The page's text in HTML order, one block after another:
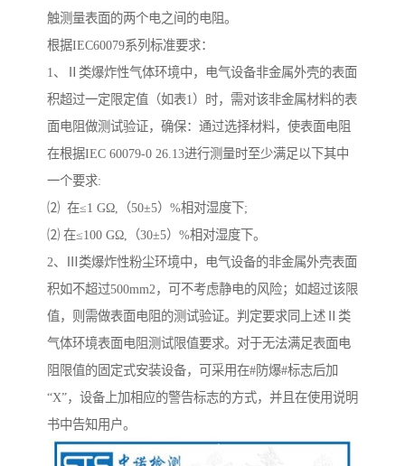
触测量表面的两个电之间的电阻。
根据IEC60079系列标准要求：
1、Ⅱ类爆炸性气体环境中，电气设备非金属外壳的表面
积超过一定限定值（如表1）时，需对该非金属材料的表
面电阻做测试验证，确保：通过选择材料，使表面电阻
在根据IEC 60079-0 26.13进行测量时至少满足以下其中
一个要求:
⑵ 在≤1 GΩ,（50±5）%相对湿度下;
⑵ 在≤100 GΩ,（30±5）%相对湿度下。
2、Ⅲ类爆炸性粉尘环境中，电气设备的非金属外壳表面
积如不超过500mm2，可不考虑静电的风险；如超过该限
值，则需做表面电阻的测试验证。判定要求同上述Ⅱ类
气体环境表面电阻测试限值要求。对于无法满足表面电
阻限值的固定式安装设备，可采用在#防爆#标志后加
“X”，设备上加相应的警告标志的方式，并且在使用说明
书中告知用户。